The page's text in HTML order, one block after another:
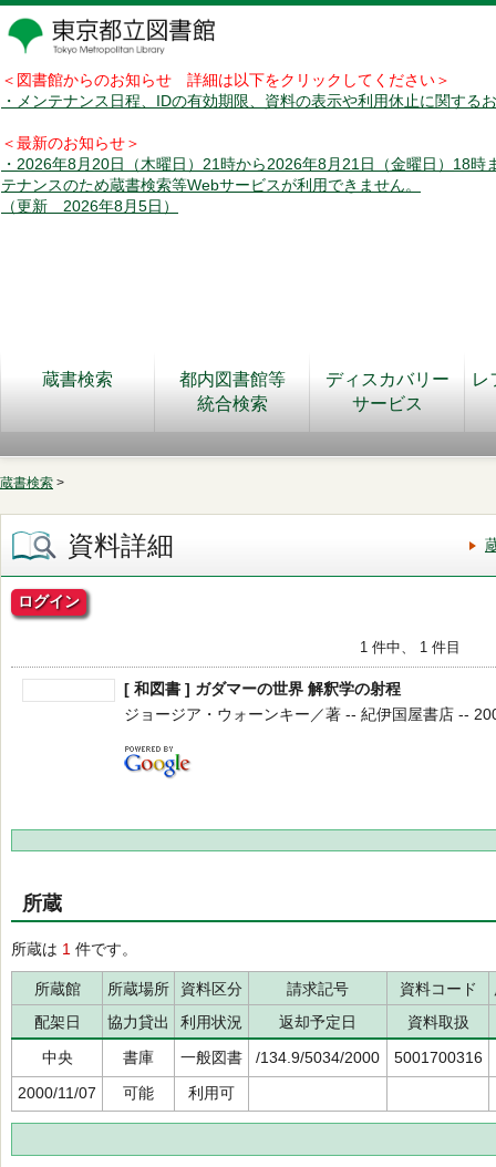
＜図書館からのお知らせ 詳細は以下をクリックしてください＞
・メンテナンス日程、IDの有効期限、資料の表示や利用休止に関する
＜最新のお知らせ＞
・2026年8月20日（木曜日）21時から2026年8月21日（金曜日）18時
テナンスのため蔵書検索等Webサービスが利用できません。
（更新 2026年8月5日）
蔵書検索
都内図書館等
統合検索
ディスカバリー
サービス
レ
蔵書検索 >
資料詳細
ログイン
1 件中、 1 件目
[ 和図書 ] ガダマーの世界 解釈学の射程
ジョージア・ウォーンキー／著 -- 紀伊国屋書店 --
所蔵
所蔵は 1 件です。
所蔵館 所蔵場所 資料区分 請求記号 資料コード
配架日
協力貸出 利用状況 返却予定日
資料取扱
中央
書庫 一般図書 /134.9/5034/2000
5001700316
2000/11/07
可能 利用可